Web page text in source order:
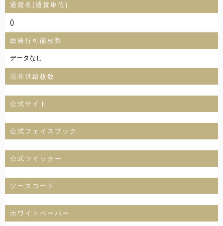
通貨名(通貨単位)
()
総発行可能枚数
データなし
現在供給枚数
公式サイト
公式フェイスブック
公式ツイッター
ソースコード
ホワイトペーパー